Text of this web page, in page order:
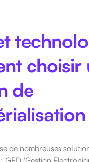
choisir
de
de nombreuses